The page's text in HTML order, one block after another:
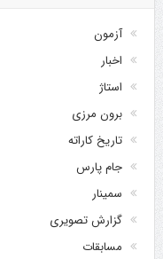
آزمون
اخبار
استاژ
برون مرزی
تاریخ کاراته
جام پارس
سمینار
گزارش تصویری
مسابقات